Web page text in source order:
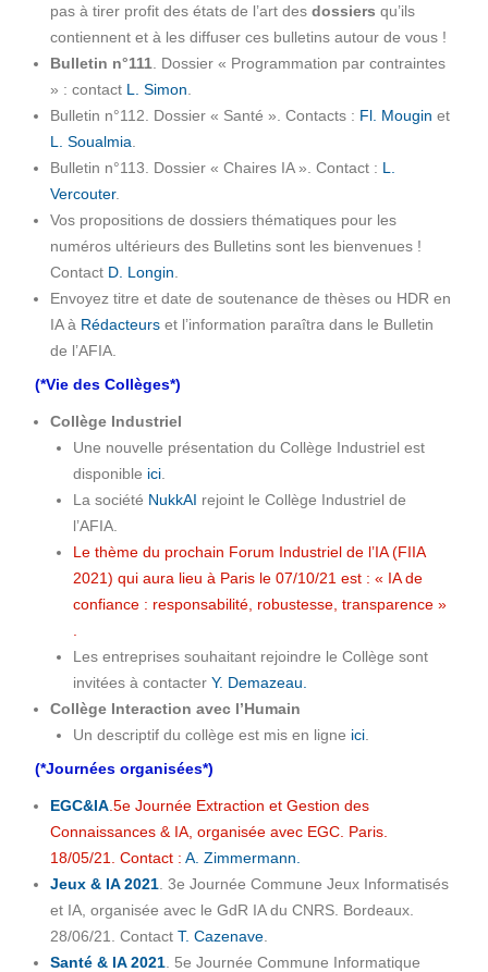
pas à tirer profit des états de l’art des dossiers qu’ils
contiennent et à les diffuser ces bulletins autour de vous !
Bulletin n°111 . Dossier « Programmation par contraintes
» : contact L. Simon
Bulletin n°112. Dossier « Santé ». Contacts : Fl. Mougin et
L. Soualmia
Bulletin n°113. Dossier « Chaires IA ». Contact : L.
Vercouter.
Vos propositions de dossiers thématiques pour les
numéros ultérieurs des Bulletins sont les bienvenues !
Contact D. Longin
Envoyez titre et date de soutenance de thèses ou HDR en
IA à Rédacteurset l’information paraîtra dans le Bulletin
de l’AFIA.
(*Vie des Collèges*)
Collège Industriel
Une nouvelle présentation du Collège Industriel est
disponible ici.
La société NukkAI rejoint le Collège Industriel de
l’AFIA.
Le thème du prochain Forum Industriel de l’IA (FIIA
2021) qui aura lieu à Paris le 07/10/21 est : « IA de
confiance : responsabilité, robustesse, transparence »
Les entreprises souhaitant rejoindre le Collège sont
invitées à contacter Y. Demazeau.
Collège Interaction avec l’Humain
Un descriptif du collège est mis en ligne ici.
(*Journées organisées*)
EGC&IA.5e Journée Extraction et Gestion des
Connaissances & IA, organisée avec EGC. Paris.
18/05/21. Contact : A. Zimmermann.
Jeux & IA 2021. 3e Journée Commune Jeux Informatisés
et IA, organisée avec le GdR IA du CNRS. Bordeaux.
28/06/21. Contact T. Cazenave.
Santé & IA 2021. 5e Journée Commune Informatique